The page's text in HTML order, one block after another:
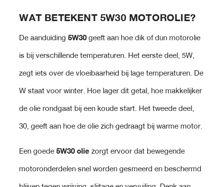
WAT BETEKENT 5W30 MOTOROLIE?
De aanduiding5W30 geeft aan hoe dik of dun motorolie
is bij verschillende temperaturen. Het eerste deel, 5W,
zegt iets over de vloeibaarheid bij lage temperaturen. De
W staat voor winter. Hoe lager dit getal, hoe makkelijker
de olie rondgaat bij een koude start. Het tweede deel,
30, geeft aan hoe de olie zich gedraagt bij warme motor.
Een goede5W30 olie zorgt ervoor dat bewegende
motoronderdelen snel worden gesmeerd en beschermd